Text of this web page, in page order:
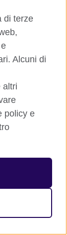
di terze
Alcuni di
altri
policy e